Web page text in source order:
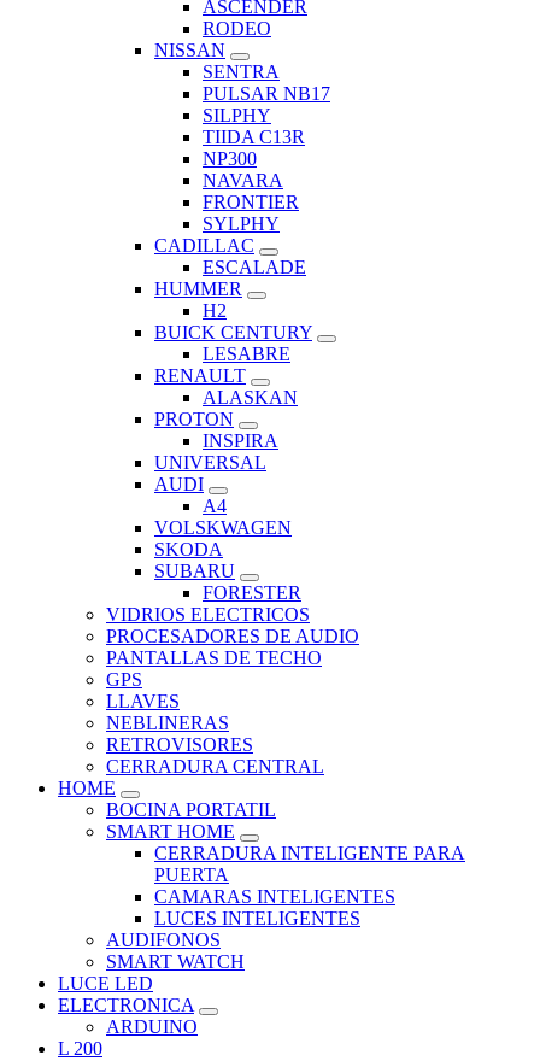
ASCENDER
RODEO
NISSAN
SENTRA
PULSAR NB17
SILPHY
TIIDA C13R
NP300
NAVARA
FRONTIER
SYLPHY
CADILLAC
ESCALADE
HUMMER
H2
BUICK CENTURY
LESABRE
RENAULT
ALASKAN
PROTON
INSPIRA
UNIVERSAL
AUDI
A4
VOLSKWAGEN
SKODA
SUBARU
FORESTER
VIDRIOS ELECTRICOS
PROCESADORES DE AUDIO
PANTALLAS DE TECHO
GPS
LLAVES
NEBLINERAS
RETROVISORES
CERRADURA CENTRAL
HOME
BOCINA PORTATIL
SMART HOME
CERRADURA INTELIGENTE PARA
PUERTA
CAMARAS INTELIGENTES
LUCES INTELIGENTES
AUDIFONOS
SMART WATCH
LUCE LED
ELECTRONICA
ARDUINO
L 200